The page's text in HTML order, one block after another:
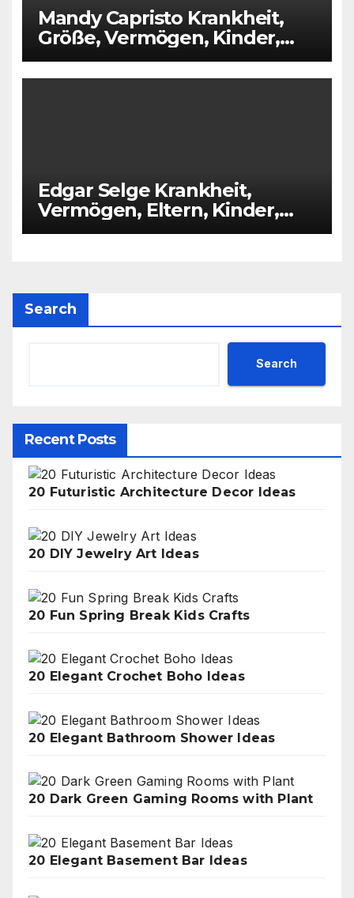
Mandy Capristo Krankheit,
Größe, Vermögen, Kinder,
Alter, Partner
Edgar Selge Krankheit,
Vermögen, Eltern, Kinder,
Alter, Größe
Search
Search
Recent Posts
20 Futuristic Architecture Decor Ideas
20 DIY Jewelry Art Ideas
20 Fun Spring Break Kids Crafts
20 Elegant Crochet Boho Ideas
20 Elegant Bathroom Shower Ideas
20 Dark Green Gaming Rooms with Plant
20 Elegant Basement Bar Ideas